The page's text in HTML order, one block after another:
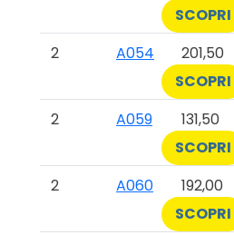
SCOPRI
2
A054 201,50
SCOPRI
2
A059 131,50
SCOPRI
2
A060 192,00
SCOPRI